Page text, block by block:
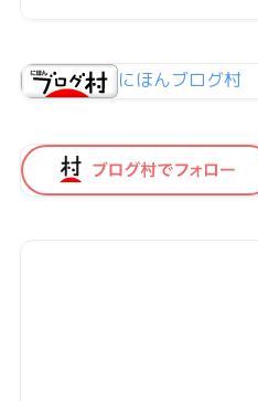
にほんブログ村